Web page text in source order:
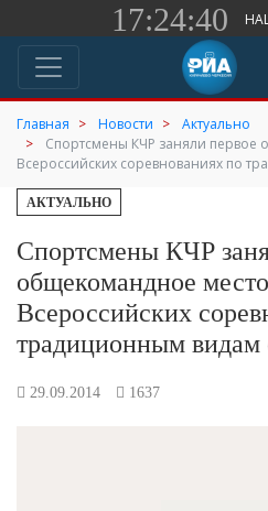
17:24:40
Главная Новости
Актуально
Спортсмены КЧР заняли первое
Всероссийских соревнованиях по
АКТУАЛЬНО
Спортсмены КЧР
общекомандное
Всероссийских
традиционным видам
29.09.2014 1637